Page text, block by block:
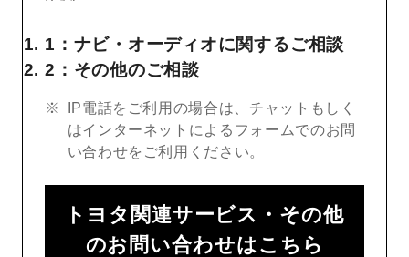
1：ナビ・オーディオに関するご相談
2：その他のご相談
IP電話をご利用の場合は、チャットもしく
はインターネットによるフォームでのお問
い合わせをご利用ください。
トヨタ関連サービス・その他
のお問い合わせはこちら